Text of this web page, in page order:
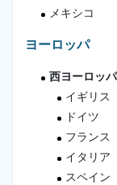
メキシコ
ヨーロッパ
西ヨーロッパ
イギリス
ドイツ
フランス
イタリア
スペイン